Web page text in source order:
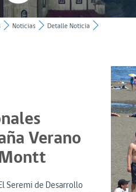
Noticias Detalle Noticia
Verano
Seremi de Desarrollo